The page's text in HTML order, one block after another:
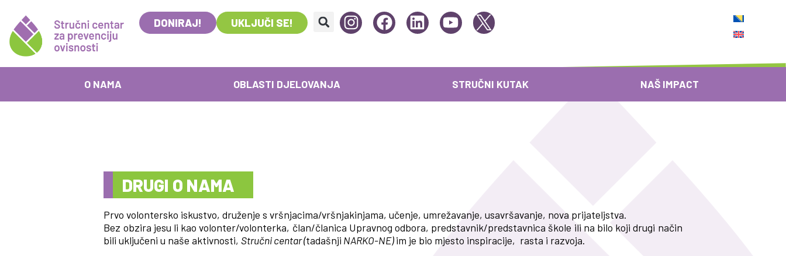
DONIRAJ! UKLJUČI SE!
O NAMA OBLASTI DJELOVANJA STRUČNI KUTAK NAŠ IMPACT
DRUGI O NAMA
Prvo volontersko iskustvo, druženje s vršnjacima/vršnjakinjama, učenje, umrežavanje, usavršavanje, nova prijateljstva.
Bez obzira jesu li kao volonter/volonterka, član/članica Upravnog odbora, predstavnik/predstavnica škole ili na bilo koji drugi način
bili uključeni u naše aktivnosti, Stručni centar (tadašnji NARKO-NE)im je bio mjesto inspiracije, rasta i razvoja.